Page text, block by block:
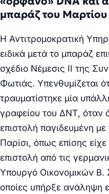
μπαράζ του Μαρτίου
Η Αντιτρομοκρατική
ειδικά μετά το μπαράζ
σχέδιο Νέμεσις ΙΙ της
Φωτιάς. Υπενθυμίζεται
τραυματίστηκε μία
γραφείου του ΔΝΤ, όταν
επιστολή παγιδευμένη
Παρίσι, όπως επίσης είχε
επιστολή από τις
Υπουργό Οικονομικών Β.
οποίες υπήρξε ανάληψη